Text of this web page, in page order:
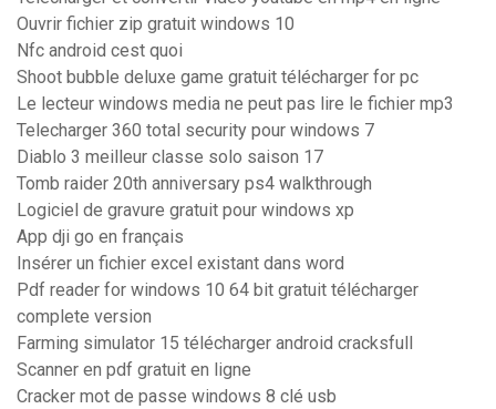
Ouvrir fichier zip gratuit windows 10
Nfc android cest quoi
Shoot bubble deluxe game gratuit télécharger for pc
Le lecteur windows media ne peut pas lire le fichier mp3
Telecharger 360 total security pour windows 7
Diablo 3 meilleur classe solo saison 17
Tomb raider 20th anniversary ps4 walkthrough
Logiciel de gravure gratuit pour windows xp
App dji go en français
Insérer un fichier excel existant dans word
Pdf reader for windows 10 64 bit gratuit télécharger
complete version
Farming simulator 15 télécharger android cracksfull
Scanner en pdf gratuit en ligne
Cracker mot de passe windows 8 clé usb